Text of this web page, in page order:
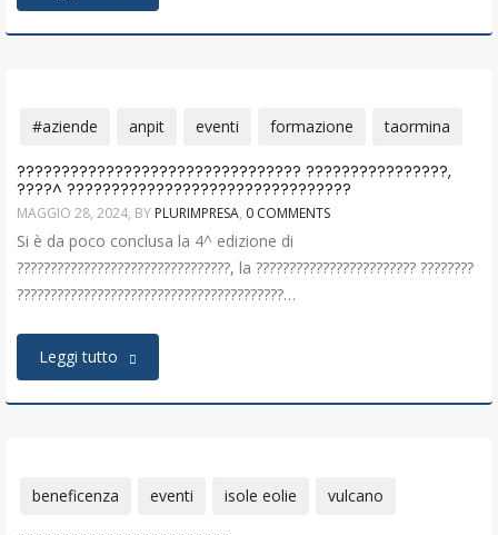
#aziende anpit eventi formazione taormina
???????????????????????????????? ????????????????,
????^ ????????????????????????????????
MAGGIO 28, 2024, BY PLURIMPRESA, 0 COMMENTS
Si è da poco conclusa la 4^ edizione di
????????????????????????????????, la ???????????????????????? ????????
????????????????????????????????????????…
Leggi tutto
beneficenza eventi isole eolie vulcano